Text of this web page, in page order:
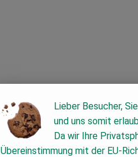
Lieber Besucher,
und uns somit
Da wir Ihre
Übereinstimmung mit der EU-